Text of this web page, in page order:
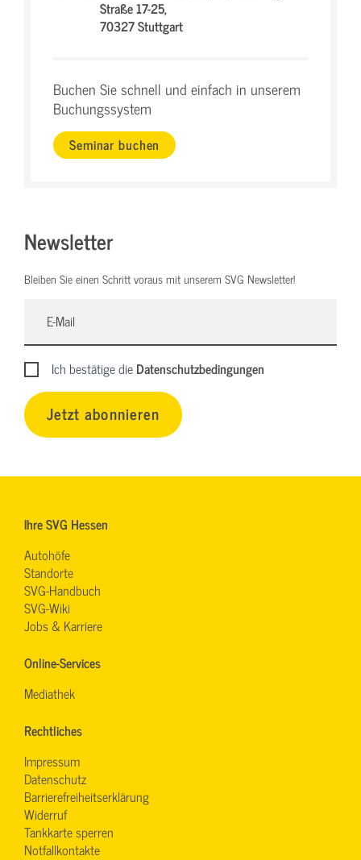
Straße 17-25,
70327 Stuttgart
Buchen Sie schnell und einfach in unserem
Buchungssystem
Seminar buchen
Newsletter
Bleiben Sie einen Schritt voraus mit unserem SVG Newsletter!
Ich bestätige dieDatenschutzbedingungen
Jetzt abonnieren
Ihre SVG Hessen
Autohöfe
Standorte
SVG-Handbuch
SVG-Wiki
Jobs & Karriere
Online-Services
Mediathek
Rechtliches
Impressum
Datenschutz
Barrierefreiheitserklärung
Widerruf
Tankkarte sperren
Notfallkontakte